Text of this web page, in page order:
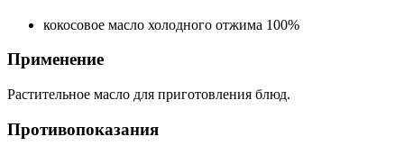
кокосовое масло холодного отжима 100%
Применение
Растительное масло для приготовления блюд.
Противопоказания